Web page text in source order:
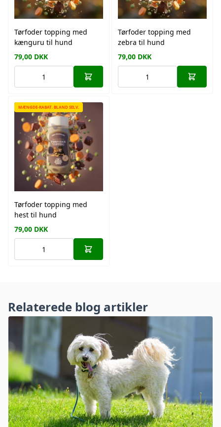
Tørfoder topping med
kænguru til hund
79,00 DKK
Tørfoder topping med
zebra til hund
79,00 DKK
MÆNGDE-RABAT. BLAND SELV.
Tørfoder topping med
hest til hund
79,00 DKK
Relaterede blog artikler